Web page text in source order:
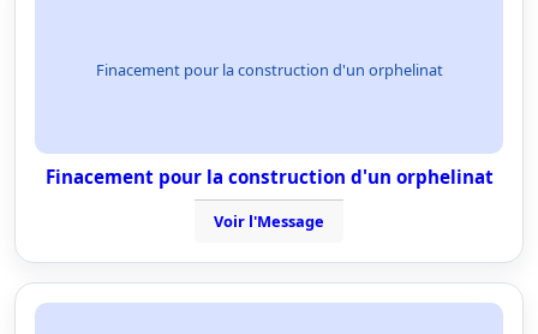
Finacement pour la construction d'un orphelinat
Finacement pour la construction d'un orphelinat
Voir l'Message